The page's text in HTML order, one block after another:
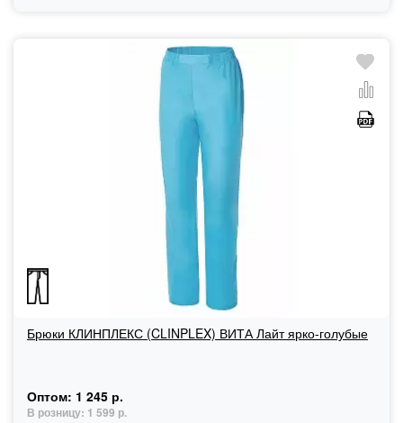
Брюки КЛИНПЛЕКС (CLINPLEX) ВИТА Лайт ярко-голубые
Оптом: 1 245 р.
В розницу: 1 599 р.